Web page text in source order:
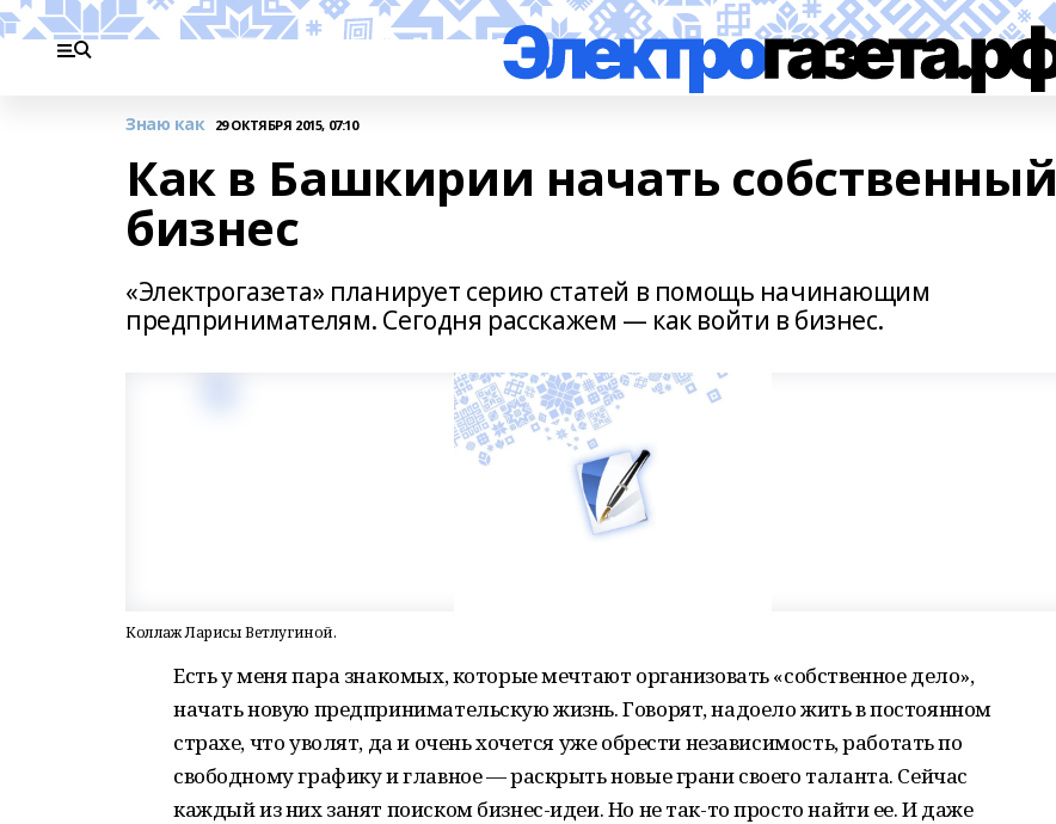
Знаю как 29 ОКТЯБРЯ 2015, 07:10
Как в Башкирии начать собственный
бизнес
«Электрогазета» планирует серию статей в помощь начинающим
предпринимателям. Сегодня расскажем — как войти в бизнес.
Коллаж Ларисы Ветлугиной.
Есть у меня пара знакомых, которые мечтают организовать «собственное дело»,
начать новую предпринимательскую жизнь. Говорят, надоело жить в постоянном
страхе, что уволят, да и очень хочется уже обрести независимость, работать по
свободному графику и главное — раскрыть новые грани своего таланта. Сейчас
каждый из них занят поиском бизнес-идеи. Но не так-то просто найти ее. И даже